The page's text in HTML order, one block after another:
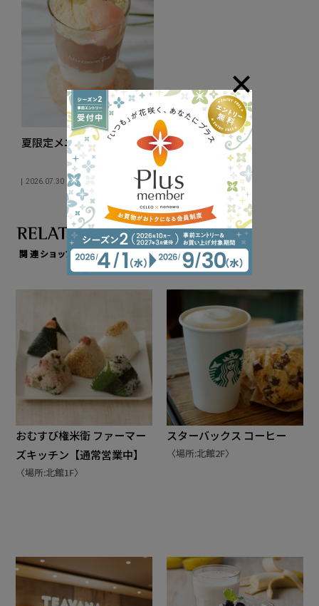
夏限定メニュー
2026.07.30 READMORE
関連ショップ
おむすび権米衛 ファーマー
ズキッチン【通常営業中】
〈場所:北館1F〉
スターバックス コーヒー
〈場所:北館2F〉